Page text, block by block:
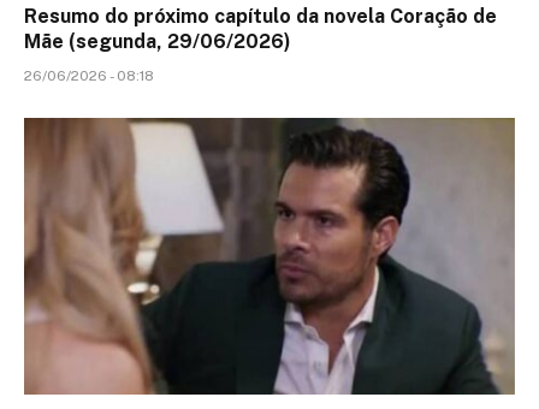
Resumo do próximo capítulo da novela Coração de
Mãe (segunda, 29/06/2026)
26/06/2026 - 08:18